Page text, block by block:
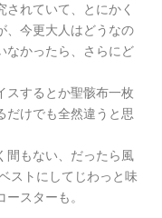
れていて、とにかく
、今更大人はどうなの
なかったら、さらにど
スするとか聖骸布一枚
だけでも全然違うと思
間もない、だったら風
ストにしてじわっと味
スターも。